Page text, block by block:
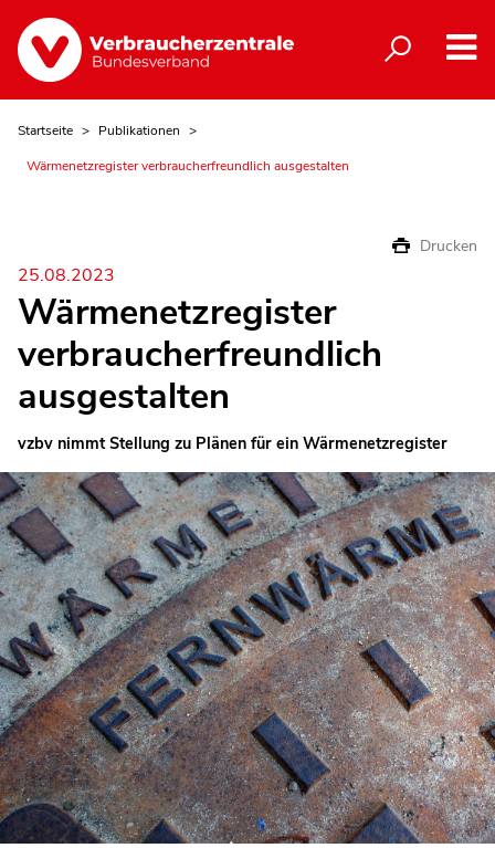
Startseite
Publikationen
Wärmenetzregister verbraucherfreundlich ausgestalten
Drucken
25.08.2023
Wärmenetzregister
verbraucherfreundlich
ausgestalten
vzbv nimmt Stellung zu Plänen für ein Wärmenetzregister